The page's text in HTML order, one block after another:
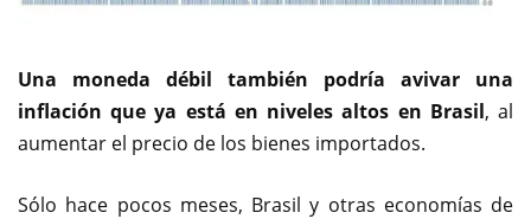
Una moneda débil también podría avivar una
inflación que ya está en niveles altos en Brasil, al
aumentar el precio de los bienes importados.
Sólo hace pocos meses, Brasil y otras economías de